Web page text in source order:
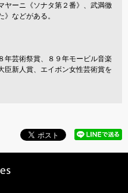
ヤーニ《ソナタ第２番》、武満徹
》などがある。
年芸術祭賞、８９年モービル音楽
臣新人賞、エイボン女性芸術賞を